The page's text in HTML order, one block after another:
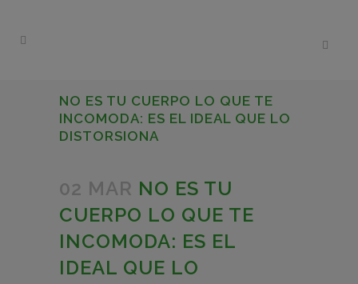
NO ES TU CUERPO LO QUE TE
INCOMODA: ES EL IDEAL QUE LO
DISTORSIONA
02 MAR NO ES TU
CUERPO LO QUE TE
INCOMODA: ES EL
IDEAL QUE LO